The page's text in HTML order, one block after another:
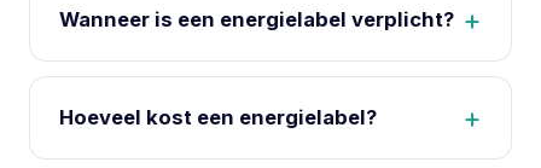
Wanneer is een energielabel verplicht?
Bij de verkoop of verhuur van een woning of
gebouw moet u een geldig energielabel hebben en
dit beschikbaar stellen aan de koper of huurder.
Hoeveel kost een energielabel?